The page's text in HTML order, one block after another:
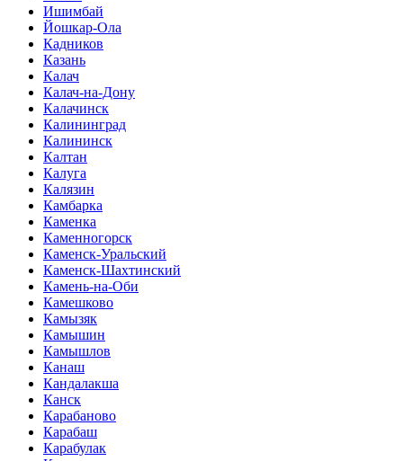
Ишимбай
Йошкар-Ола
Кадников
Казань
Калач
Калач-на-Дону
Калачинск
Калининград
Калининск
Калтан
Калуга
Калязин
Камбарка
Каменка
Каменногорск
Каменск-Уральский
Каменск-Шахтинский
Камень-на-Оби
Камешково
Камызяк
Камышин
Камышлов
Канаш
Кандалакша
Канск
Карабаново
Карабаш
Карабулак